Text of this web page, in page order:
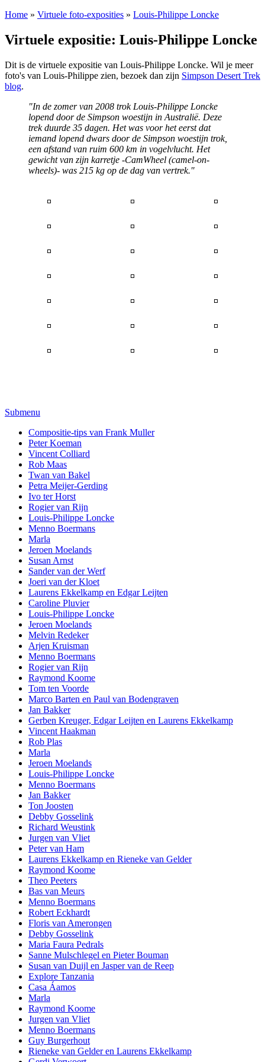
Home » Virtuele foto-exposities » Louis-Philippe Loncke
Virtuele expositie: Louis-Philippe Loncke
Dit is de virtuele expositie van Louis-Philippe Loncke. Wil je meer
foto's van Louis-Philippe zien, bezoek dan zijn Simpson Desert Trek
blog.
"In de zomer van 2008 trok Louis-Philippe Loncke
lopend door de Simpson woestijn in Australië. Deze
trek duurde 35 dagen. Het was voor het eerst dat
iemand lopend dwars door de Simpson woestijn trok,
een afstand van ruim 600 km in vogelvlucht. Het
gewicht van zijn karretje -CamWheel (camel-on-
wheels)- was 215 kg op de dag van vertrek."
Submenu
Compositie-tips van Frank Muller
Peter Koeman
Vincent Colliard
Rob Maas
Twan van Bakel
Petra Meijer-Gerding
Ivo ter Horst
Rogier van Rijn
Louis-Philippe Loncke
Menno Boermans
Marla
Jeroen Moelands
Susan Arnst
Sander van der Werf
Joeri van der Kloet
Laurens Ekkelkamp en Edgar Leijten
Caroline Pluvier
Louis-Philippe Loncke
Jeroen Moelands
Melvin Redeker
Arjen Kruisman
Menno Boermans
Rogier van Rijn
Raymond Koome
Tom ten Voorde
Marco Barten en Paul van Bodengraven
Jan Bakker
Gerben Kreuger, Edgar Leijten en Laurens Ekkelkamp
Vincent Haakman
Rob Plas
Marla
Jeroen Moelands
Louis-Philippe Loncke
Menno Boermans
Jan Bakker
Ton Joosten
Debby Gosselink
Richard Weustink
Jurgen van Vliet
Peter van Ham
Laurens Ekkelkamp en Rieneke van Gelder
Raymond Koome
Theo Peeters
Bas van Meurs
Menno Boermans
Robert Eckhardt
Floris van Amerongen
Debby Gosselink
Maria Faura Pedrals
Sanne Mulschlegel en Pieter Bouman
Susan van Duijl en Jasper van de Reep
Explore Tanzania
Casa Áamos
Marla
Raymond Koome
Jurgen van Vliet
Menno Boermans
Guy Burgerhout
Rieneke van Gelder en Laurens Ekkelkamp